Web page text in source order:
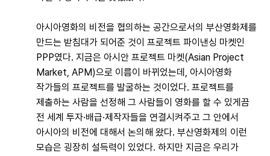
아시아영화의 비전을 협의하는 공간으로서의 부산영화제를
만드는 받침대가 되어준 것이 프로젝트 파이낸싱 마켓인
PPP였다. 지금은 아시안 프로젝트 마켓(Asian Project
Market, APM)으로 이름이 바뀌었는데, 아시아영화
작가들의 프로젝트를 발굴하는 것이었다. 프로젝트를
제출하는 사람을 선정해 그 사람들이 영화를 할 수 있게끔
전 세계 투자·배급·제작자들을 연결시켜주고 그 안에서
아시아의 비전에 대해서 논의해 왔다. 부산영화제의 이런
모습은 굉장히 설득력이 있었다. 하지만 지금은 우리가